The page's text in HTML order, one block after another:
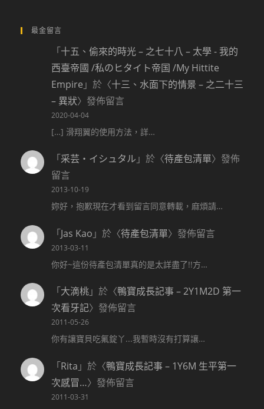
最金留言
「十五、偷來的時光 – 之七十八 – 太學 - 我的
西臺帝國 /私のヒタイト帝国 /My Hittite
Empire 」於〈十三、水面下的情景 – 之二十三
– 異狀〉發佈留言
2020-04-04
[…] 滑翔翼的使用方法，詳…
「采芸‧イシュタル 」於〈待產包清單〉發佈
留言
2013-10-19
妳好，抱歉現在才看到留言同意轉載，麻煩請…
「Jas Kao 」於〈待產包清單〉發佈留言
2013-03-11
你好~這份待產包清單真的是太詳盡了!!方…
「大滴桃」於〈鴨寶成長記事 – 2Y1M2D 第一
次看牙記〉發佈留言
2011-05-26
你有讓寶貝吃氟錠丫...我暫時沒有打算讓…
「Rita 」於〈鴨寶成長記事 – 1Y6M 生平第一
次感冒…〉發佈留言
2011-03-31